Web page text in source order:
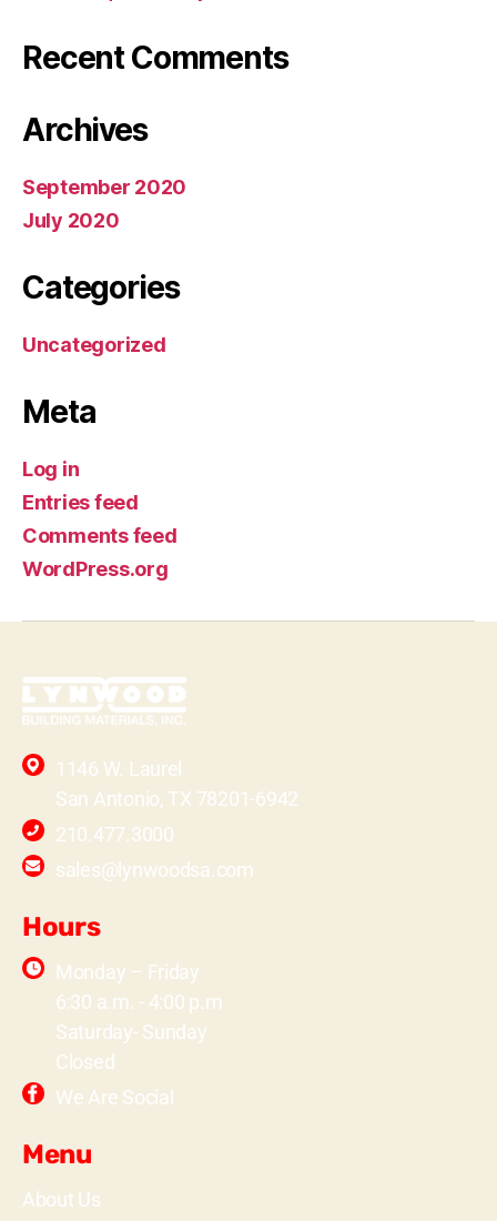
Recent Comments
Archives
September 2020
July 2020
Categories
Uncategorized
Meta
Log in
Entries feed
Comments feed
WordPress.org
1146 W. Laurel
San Antonio, TX 78201-6942
210.477.3000
sales@lynwoodsa.com
Hours
Monday – Friday
6:30 a.m. - 4:00 p.m
Saturday- Sunday
Closed
We Are Social
Menu
About Us